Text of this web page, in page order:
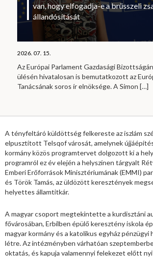
van, hogy elfogadja-e a brüsszeli
állandósítását
2026. 07. 15.
Az Európai Parlament Gazdasági
ülésén hivatalosan is bemutatkozott az
Tanácsának soros ír elnöksége. A Simon […]
A tényfeltáró küldöttség felkereste az iszlám
elpusztított Telsqof városát, amelynek
kormány közös programtervet dolgozott ki a
programról ez év elején a helyszínen tárgyalt
Emberi Erőforrások Minisztériumának (EMMI)
és Török Tamás, az üldözött keresztények
helyettes államtitkár.
A magyar csoport megtekintette a kurdisztáni
fővárosában, Erbílben épülő keresztény iskola
magyar kormány és a katolikus egyház pénzügyi
létre. Az intézményben várhatóan
oktatás, és kapuja valamennyi felekezet előtt